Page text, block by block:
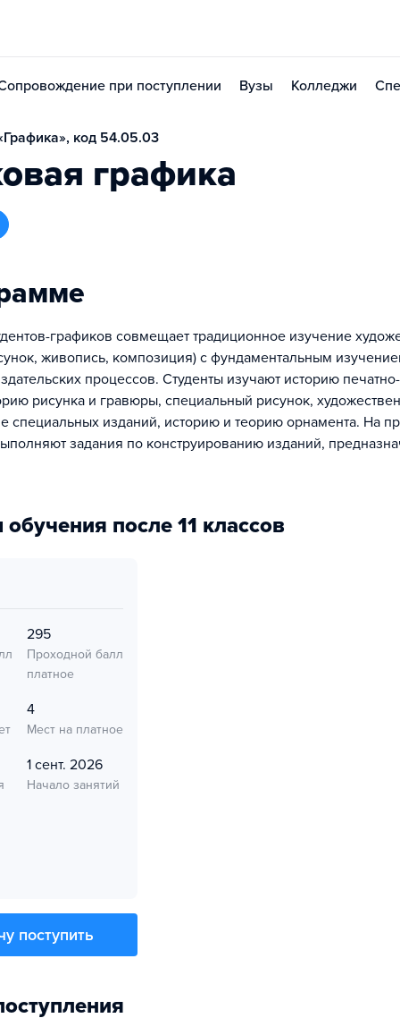
при поступлении Вузы Колледжи
код 54.05.03
графика
графиков совмещает традиционное изучение
живопись, композиция) с фундаментальным
процессов. Студенты изучают историю
рисунка и гравюры, специальный рисунок,
специальных изданий, историю и теорию орнамента. На
задания по конструированию изданий,
после 11 классов
295
Проходной балл
платное
4
Мест на платное
1 сент. 2026
Начало занятий
поступить